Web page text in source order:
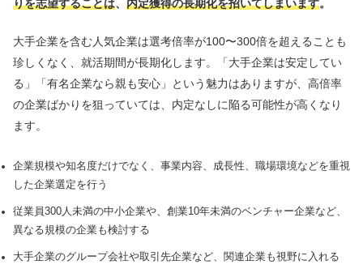
りを志望することは、 内定獲得の長期化を招いてしまいます。
大手企業を含む人気企業は選考倍率が100〜300倍を超えることも
珍しくなく、就活期間が長期化します。「大手企業は安定してい
る」「有名企業なら親も安心」という魅力はありますが、高倍率
の企業ばかりを狙っていては、内定なしに陥る可能性が高くなり
ます。
企業規模や知名度だけでなく、事業内容、成長性、職場環境などを重視
した企業選定を行う
従業員300人未満の中小企業や、創業10年未満のベンチャー企業など、
異なる規模の企業も検討する
大手企業のグループ会社や取引先企業など、関連企業も視野に入れる